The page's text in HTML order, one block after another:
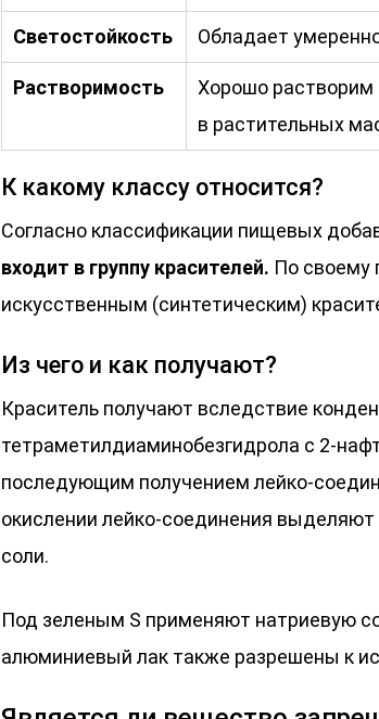
Светостойкость Обладает
Растворимость
Хорошо растворим
в растительных
К какому классу относится?
Согласно классификации пищевых
входит в группу красителей. По своему
искусственным (синтетическим)
Из чего и как получают?
Краситель получают вследствие
тетраметилдиаминобезгидрола с 2-
последующим получением лейко-
окислении лейко-соединения выделяют
соли.
Под зеленым S применяют натриевую
алюминиевый лак также разрешены к